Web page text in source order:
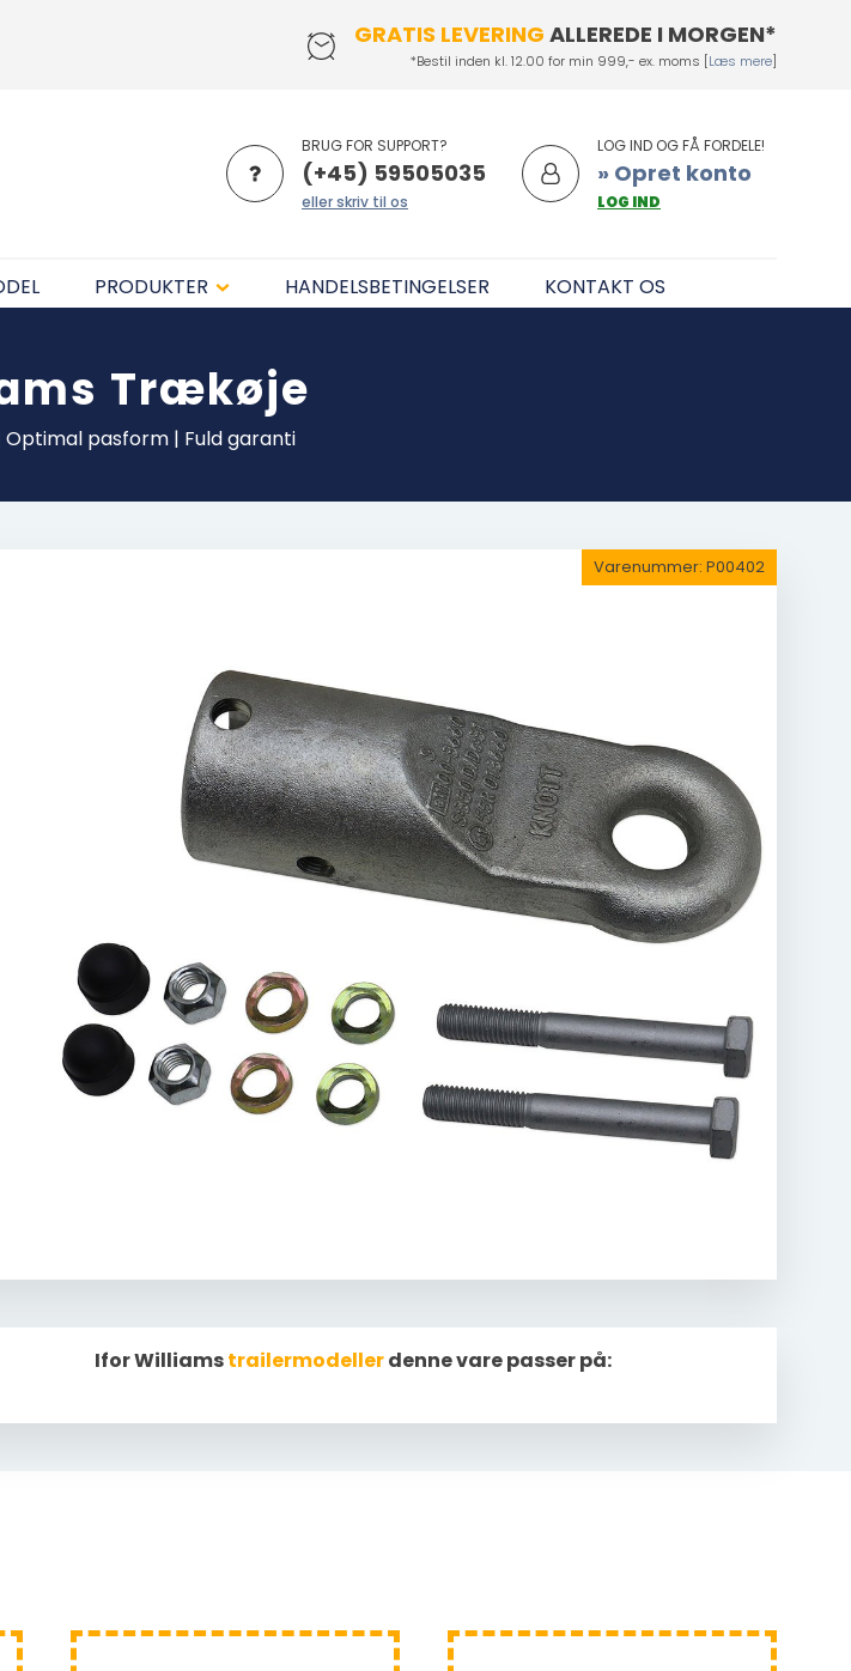
GRATIS LEVERING ALLEREDE I MORGEN*
*Bestil inden kl. 12.00 for min 999,- ex. moms [Læs mere]
BRUG FOR SUPPORT?
(+45) 59505035
eller skriv til os
LOG IND OG FÅ FORDELE!
» Opret konto
LOG IND
PRODUKTER HANDELSBETINGELSER KONTAKT OS
Trækøje
Optimal pasform | Fuld garanti
Varenummer: P00402
Ifor Williamstrailermodellerdenne vare passer på: